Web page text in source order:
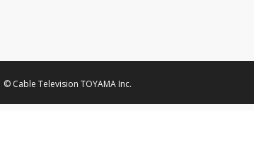
© Cable Television TOYAMA Inc.